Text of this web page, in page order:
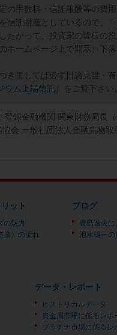
の手数料・信託報酬等の費
信託財産としているので、
たがって、投資家の皆様の
ホームページ上で開示）下
きましては必ず目論見書・
ウム上場信託 ）をご覧下さい。
登録金融機関 関東財務局長
協会 一般社団法人金融先
ット
の魅力
換）の流れ
ブログ
豊島逸夫
池水雄一
データ・レポート
ヒストリカルデータ
貴金属市場に係るレポ
プラチナ市場に係るレ